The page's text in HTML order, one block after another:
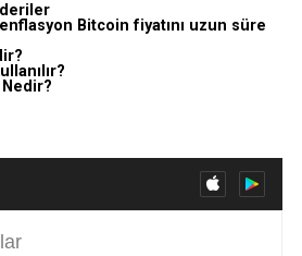
Bitcoin fiyatını uzun süre